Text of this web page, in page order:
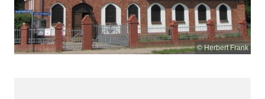
© Herbert Frank